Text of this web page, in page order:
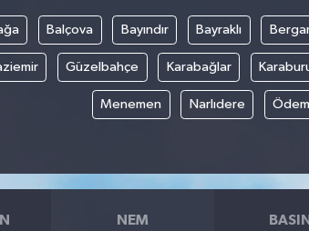
Balçova Bayındır Bayraklı
Güzelbahçe Karabağlar
Menemen Narlıdere
NEM